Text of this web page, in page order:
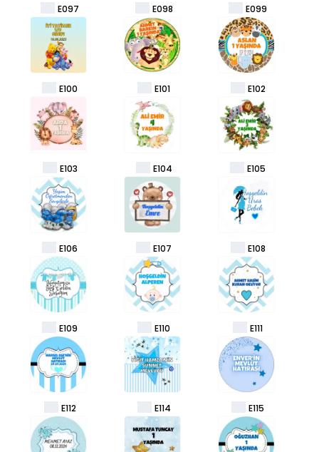
E097 E098 E099
E100 E101 E102
E103 E104 E105
E106 E107 E108
E109 E110 E111
E112 E114 E115